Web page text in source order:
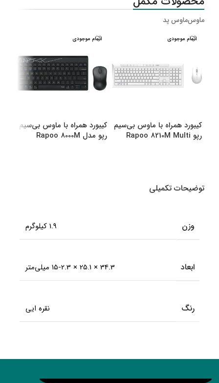
ماوسماوس پد
اتمام موجودی
کیبورد همراه با ماوس بی‌سیم
رپو Rapoo 8210M Multi
اتمام موجودی
کیبورد همراه با ماوس بی‌سیم
رپو مدل Rapoo 8000M
توضیحات تکمیلی
وزن 1.9 کیلوگرم
ابعاد 34.3 × 25.1 × 15-2.3 میلی‌متر
رنگ نقره ایی